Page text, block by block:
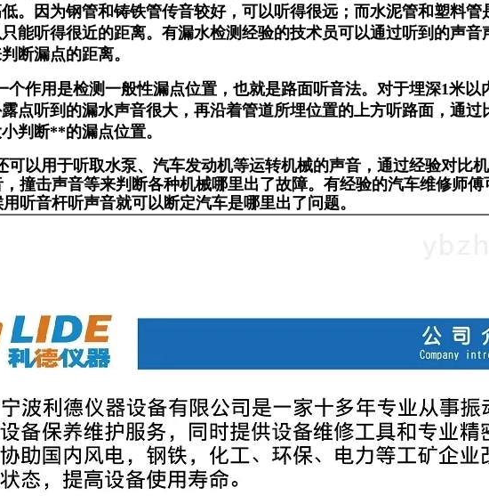
。因为钢管和铸铁管传音较好，可以听得很远；而水泥管和塑料
能听得很近的距离。有漏水检测经验的技术员可以通过听到的声音
断漏点的距离。
个作用是检测一般性漏点位置，也就是路面听音法。对于埋深1米以
点听到的漏水声音很大，再沿着管道所埋位置的上方听路面，通过
判断**的漏点位置。
可以用于听取水泵、汽车发动机等运转机械的声音，通过经验对比
撞击声音等来判断各种机械哪里出了故障。有经验的汽车维修师
听音杆听声音就可以断定汽车是哪里出了问题。